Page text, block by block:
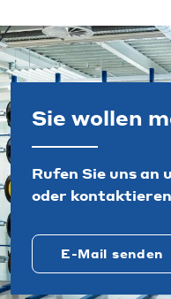
Sie wollen
Rufen Sie uns an
oder
E-Mail senden